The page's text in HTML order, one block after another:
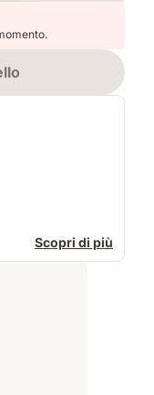
Scopri di più